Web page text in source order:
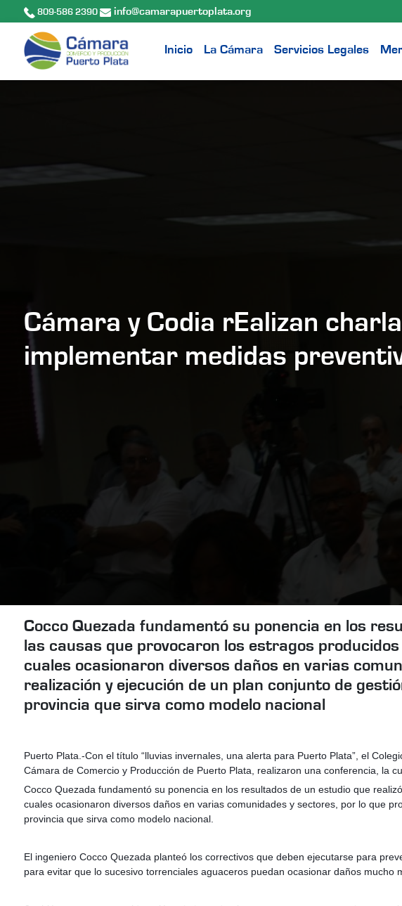
809-586 2390 info@camarapuertoplata.org
Inicio La Cámara Servicios Legales
Cámara y Codia rEalizan
implementar medidas
Cocco Quezada fundamentó su ponencia en los
las causas que provocaron los estragos
cuales ocasionaron diversos daños en varias
realización y ejecución de un plan conjunto de
provincia que sirva como modelo nacional
Puerto Plata.-Con el título “lluvias invernales, una alerta para Puerto Plata”, el
Cámara de Comercio y Producción de Puerto Plata, realizaron una conferencia, la
Cocco Quezada fundamentó su ponencia en los resultados de un estudio que
cuales ocasionaron diversos daños en varias comunidades y sectores, por lo que
provincia que sirva como modelo nacional.
El ingeniero Cocco Quezada planteó los correctivos que deben ejecutarse para
para evitar que lo sucesivo torrenciales aguaceros puedan ocasionar daños mucho